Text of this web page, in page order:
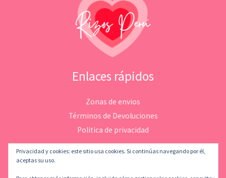
Enlaces rápidos
Zonas de envios
Términos de Devoluciones
Politica de privacidad
Privacidad y cookies: este sitio usa cookies. Si continúas navegando por él,
aceptas su uso.